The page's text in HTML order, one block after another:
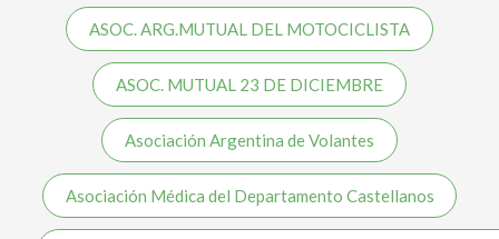
ASOC. ARG.MUTUAL DEL MOTOCICLISTA
ASOC. MUTUAL 23 DE DICIEMBRE
Asociación Argentina de Volantes
Asociación Médica del Departamento Castellanos